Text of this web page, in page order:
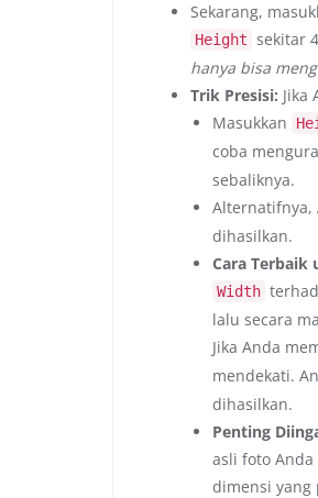
Sekarang,
Height sekitar
hanya bisa
Trik Presisi: Jika
Masukkan
coba
sebaliknya.
Alternatifnya,
dihasilkan.
Cara Terbaik
Width
lalu secara
Jika Anda
mendekati.
dihasilkan.
Penting
asli foto
dimensi yang